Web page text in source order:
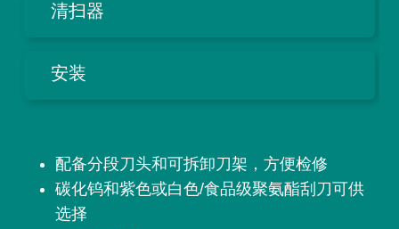
清扫器
安装
配备分段刀头和可拆卸刀架，方便检修
碳化钨和紫色或白色/食品级聚氨酯刮刀可供
选择